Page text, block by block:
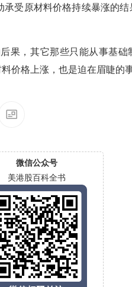
受原材料价格持续暴涨的
果，其它那些只能从事基础
价格上涨，也是迫在眉睫的事
微信公众号
美港股百科全书